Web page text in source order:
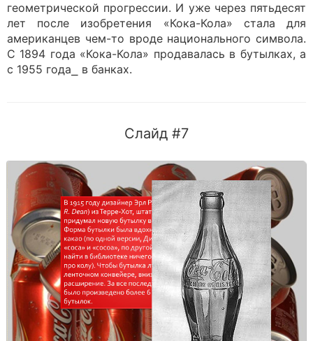
геометрической прогрессии. И уже через пятьдесят
лет после изобретения «Кока-Кола» стала для
американцев чем-то вроде национального символа.
С 1894 года «Кока-Кола» продавалась в бутылках, а
с 1955 года⎯ в банках.
Слайд #7